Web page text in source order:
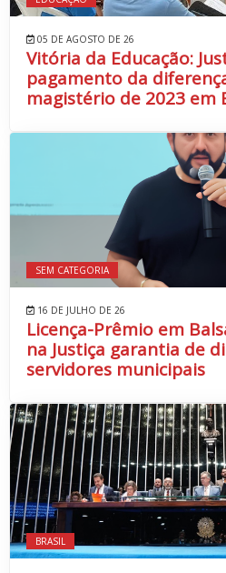
05 DE AGOSTO DE 26
Vitória da Educação:
pagamento da
magistério de 2023 em
SEM CATEGORIA
16 DE JULHO DE 26
Licença-Prêmio em
na Justiça garantia de
servidores municipais
BRASIL